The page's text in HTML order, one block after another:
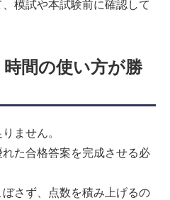
模試や本試験前に確認して
間の使い方が勝
ません。
た合格答案を完成させる必
さず、点数を積み上げるの